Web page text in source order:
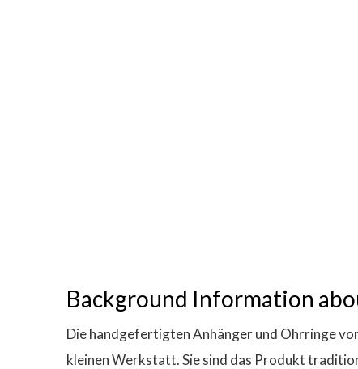
Background Information
Die handgefertigten Anhänger und Ohrringe
kleinen Werkstatt. Sie sind das Produkt